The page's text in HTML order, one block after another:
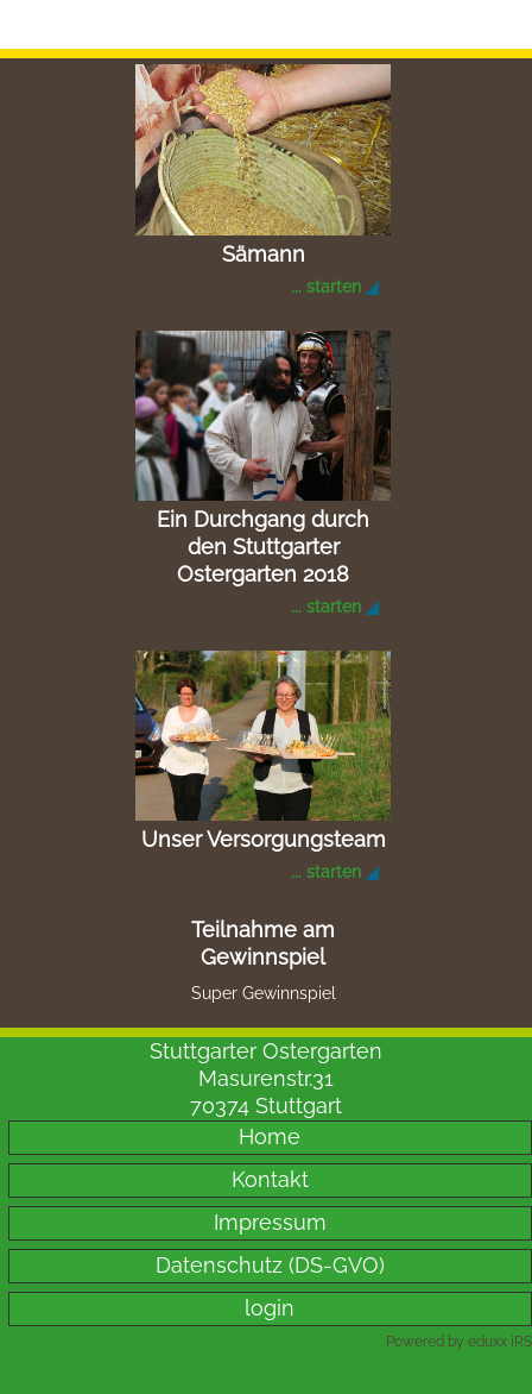
Sämann
... starten
Ein Durchgang durch
den Stuttgarter
Ostergarten 2018
... starten
Unser Versorgungsteam
... starten
Teilnahme am
Gewinnspiel
Super Gewinnspiel
Stuttgarter Ostergarten
Masurenstr.31
70374 Stuttgart
Home
Kontakt
Impressum
Datenschutz (DS-GVO)
login
Powered by eduxx iRS